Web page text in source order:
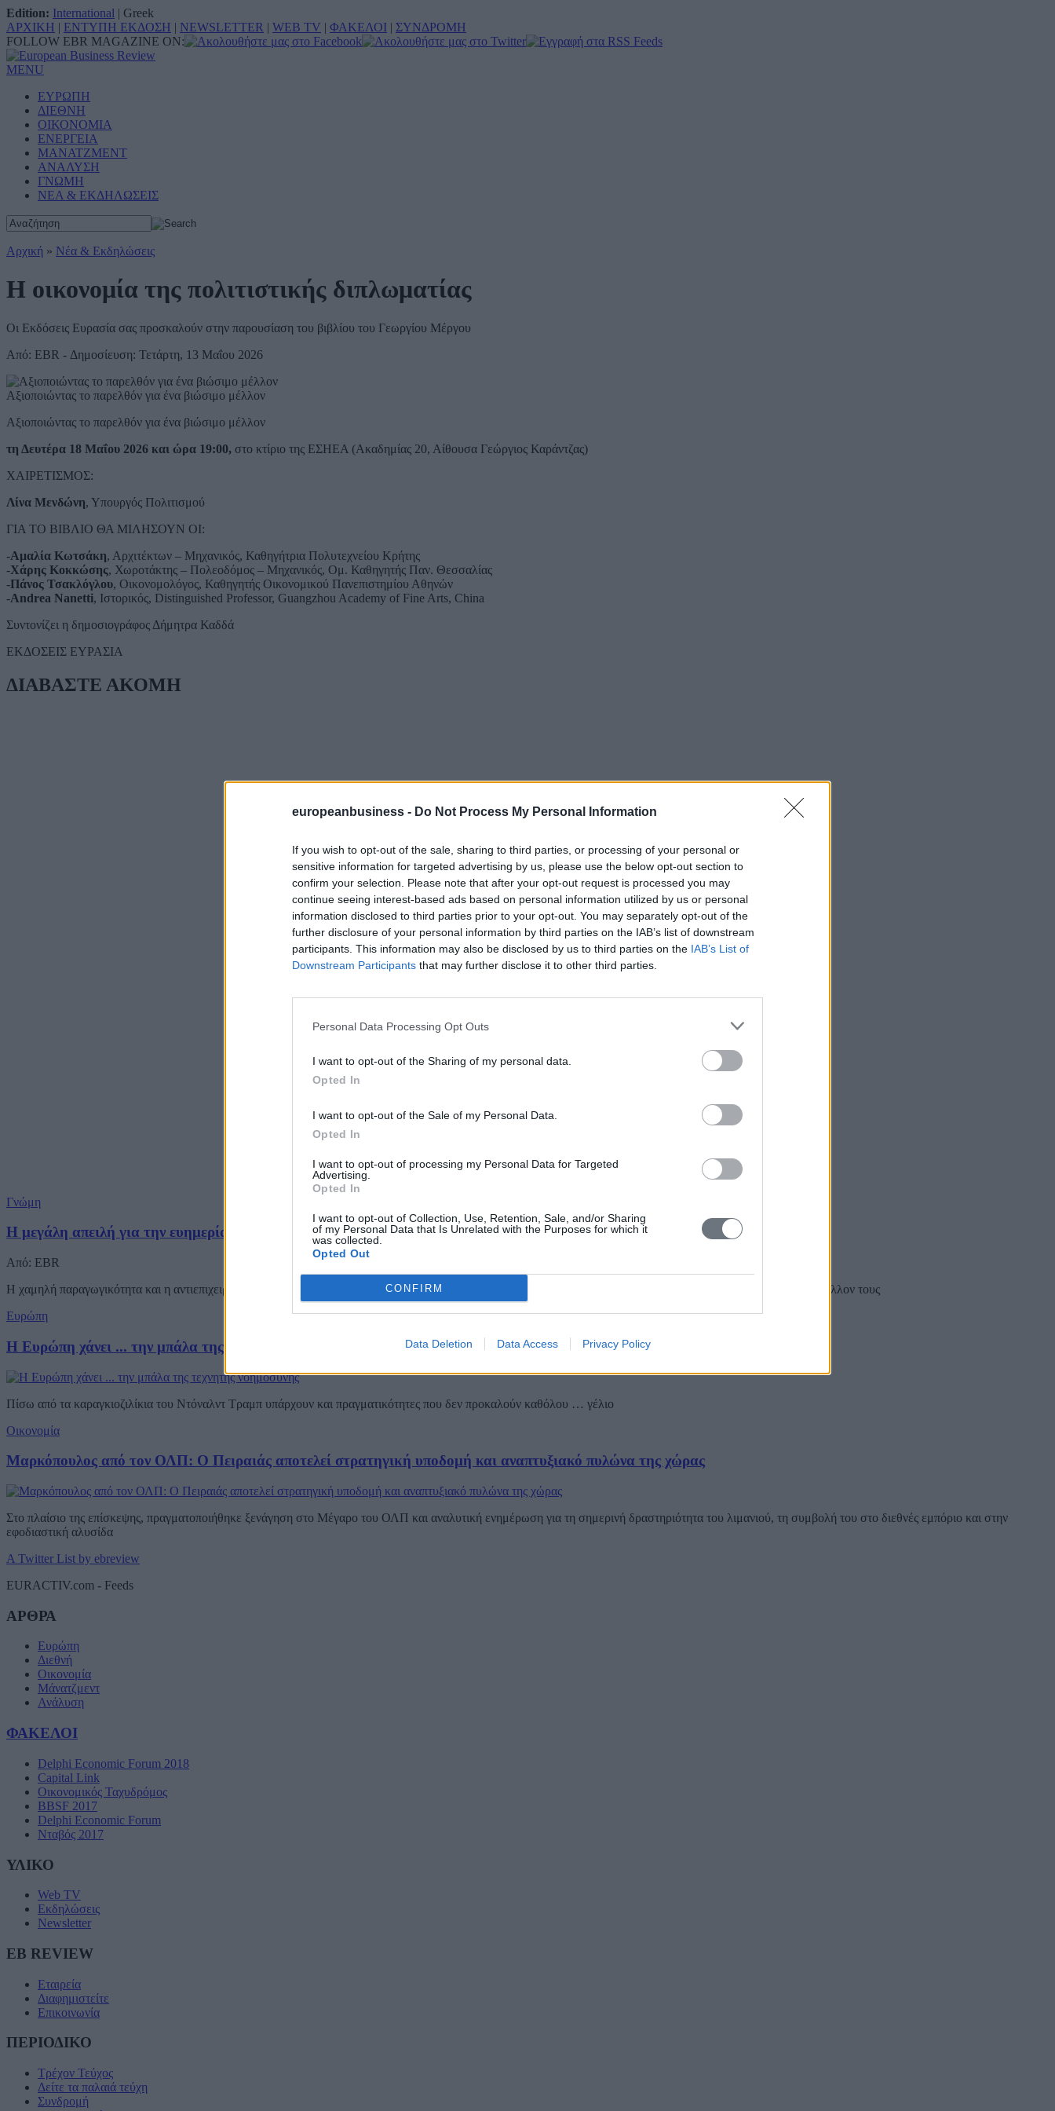
europeanbusiness - Do Not Process My Personal Information
If you wish to opt-out of the sale, sharing to third parties, or processing of your personal or
sensitive information for targeted advertising by us, please use the below opt-out section to
confirm your selection. Please note that after your opt-out request is processed you may
continue seeing interest-based ads based on personal information utilized by us or personal
information disclosed to third parties prior to your opt-out. You may separately opt-out of the
further disclosure of your personal information by third parties on the IAB’s list of downstream
participants. This information may also be disclosed by us to third parties on the IAB’s List of
Downstream Participants that may further disclose it to other third parties.
Personal Data Processing Opt Outs
I want to opt-out of the Sharing of my personal data.
Opted In
I want to opt-out of the Sale of my Personal Data.
Opted In
I want to opt-out of processing my Personal Data for Targeted
Advertising.
Opted In
I want to opt-out of Collection, Use, Retention, Sale, and/or Sharing
of my Personal Data that Is Unrelated with the Purposes for which it
was collected.
Opted Out
CONFIRM
Data Deletion Data Access Privacy Policy
Edition: International | Greek
ΑΡΧΙΚΗ | ΕΝΤΥΠΗ ΕΚΔΟΣΗ | NEWSLETTER | WEB TV | ΦΑΚΕΛΟΙ | ΣΥΝΔΡΟΜΗ
FOLLOW EBR MAGAZINE ON:
MENU
ΕΥΡΩΠΗ
ΔΙΕΘΝΗ
ΟΙΚΟΝΟΜΙΑ
ΕΝΕΡΓΕΙΑ
ΜΑΝΑΤΖΜΕΝΤ
ΑΝΑΛΥΣΗ
ΓΝΩΜΗ
ΝΕΑ & ΕΚΔΗΛΩΣΕΙΣ
Αρχική » Νέα & Εκδηλώσεις
Η οικονομία της πολιτιστικής διπλωματίας
Οι Εκδόσεις Ευρασία σας προσκαλούν στην παρουσίαση του βιβλίου του Γεωργίου Μέργου
Από: EBR - Δημοσίευση: Τετάρτη, 13 Μαΐου 2026
Αξιοποιώντας το παρελθόν για ένα βιώσιμο μέλλον
Αξιοποιώντας το παρελθόν για ένα βιώσιμο μέλλον
τη Δευτέρα 18 Μαΐου 2026 και ώρα 19:00, στο κτίριο της ΕΣΗΕΑ (Ακαδημίας 20, Αίθουσα Γεώργιος Καράντζας)
ΧΑΙΡΕΤΙΣΜΟΣ:
Λίνα Μενδώνη, Υπουργός Πολιτισμού
ΓΙΑ ΤΟ ΒΙΒΛΙΟ ΘΑ ΜΙΛΗΣΟΥΝ ΟΙ:
-Αμαλία Κωτσάκη, Αρχιτέκτων – Μηχανικός, Καθηγήτρια Πολυτεχνείου Κρήτης
-Χάρης Κοκκώσης, Χωροτάκτης – Πολεοδόμος – Μηχανικός, Ομ. Καθηγητής Παν. Θεσσαλίας
-Πάνος Τσακλόγλου, Οικονομολόγος, Καθηγητής Οικονομικού Πανεπιστημίου Αθηνών
-Andrea Nanetti, Ιστορικός, Distinguished Professor, Guangzhou Academy of Fine Arts, China
Συντονίζει η δημοσιογράφος Δήμητρα Καδδά
ΕΚΔΟΣΕΙΣ ΕΥΡΑΣΙΑ
ΔΙΑΒΑΣΤΕ ΑΚΟΜΗ
Γνώμη
Η μεγάλη απειλή για την ευημερία μας
Από: EBR
Η χαμηλή παραγωγικότητα και η αντιεπιχειρηματική ιδεολογία, τόσο για την Ελλάδα όσο και για πολλές αναπτυγμένες οικονομίες είναι οι μεγάλες απειλές για το μέλλον τους
Ευρώπη
Η Ευρώπη χάνει ... την μπάλα της τεχνητής νοημοσύνης
Πίσω από τα καραγκιοζιλίκια του Ντόναλντ Τραμπ υπάρχουν και πραγματικότητες που δεν προκαλούν καθόλου … γέλιο
Οικονομία
Μαρκόπουλος από τον ΟΛΠ: Ο Πειραιάς αποτελεί στρατηγική υποδομή και αναπτυξιακό πυλώνα της χώρας
Στο πλαίσιο της επίσκεψης, πραγματοποιήθηκε ξενάγηση στο Μέγαρο του ΟΛΠ και αναλυτική ενημέρωση για τη σημερινή δραστηριότητα του λιμανιού, τη συμβολή του στο διεθνές εμπόριο και στην
εφοδιαστική αλυσίδα
A Twitter List by ebreview
EURACTIV.com - Feeds
ΑΡΘΡΑ
Ευρώπη
Διεθνή
Οικονομία
Μάνατζμεντ
Ανάλυση
ΦΑΚΕΛΟΙ
Delphi Economic Forum 2018
Capital Link
Οικονομικός Ταχυδρόμος
BBSF 2017
Delphi Economic Forum
Νταβός 2017
ΥΛΙΚΟ
Web TV
Εκδηλώσεις
Newsletter
EB REVIEW
Εταιρεία
Διαφημιστείτε
Επικοινωνία
ΠΕΡΙΟΔΙΚΟ
Τρέχον Τεύχος
Δείτε τα παλαιά τεύχη
Συνδρομή